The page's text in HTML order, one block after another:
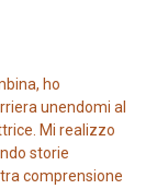
ho
unendomi al
Mi realizzo
storie
comprensione